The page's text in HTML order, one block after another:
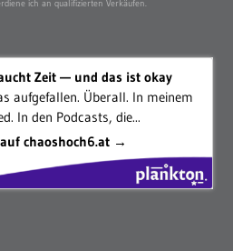
ich an qualifizierten Verkäufen.
Zeit — und das ist okay
aufgefallen. Überall. In meinem
In den Podcasts, die...
auf chaoshoch6.at →